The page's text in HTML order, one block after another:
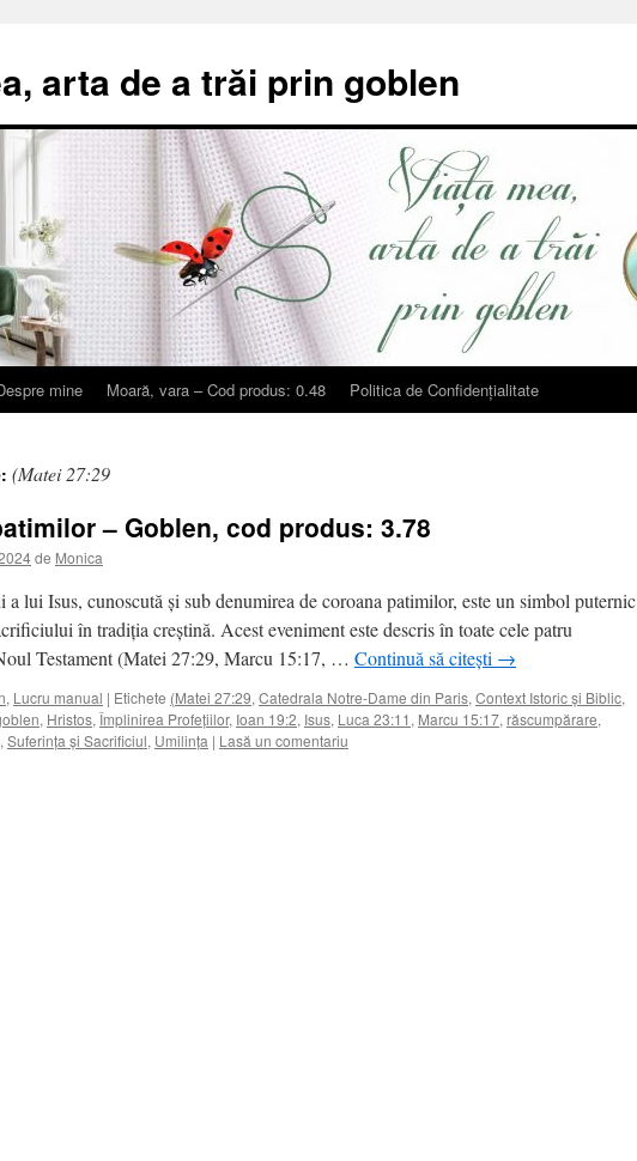
arta de a trăi prin goblen
mine Moară, vara – Cod produs: 0.48 Politica de Confidențialitate
(Matei 27:29
– Goblen, cod produs: 3.78
de Monica
a lui Isus, cunoscută și sub denumirea de coroana patimilor, este un simbol puternic
în tradiția creștină. Acest eveniment este descris în toate cele patru
Testament (Matei 27:29, Marcu 15:17, … Continuă să citești →
, Lucru manual | Etichete (Matei 27:29, Catedrala Notre-Dame din Paris, Context Istoric și Biblic,
, Hristos, Împlinirea Profețiilor, Ioan 19:2, Isus, Luca 23:11 , Marcu 15:17, răscumpărare,
, Suferința și Sacrificiul, Umilința | Lasă un comentariu